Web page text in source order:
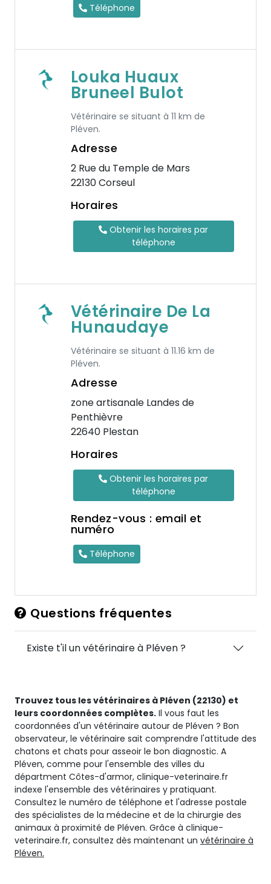
Téléphone
Louka Huaux
Bruneel Bulot
Vétérinaire se situant à 11 km de
Pléven.
Adresse
2 Rue du Temple de Mars
22130 Corseul
Horaires
Obtenir les horaires par
téléphone
Vétérinaire De La
Hunaudaye
Vétérinaire se situant à 11.16 km de
Pléven.
Adresse
zone artisanale Landes de
Penthièvre
22640 Plestan
Horaires
Obtenir les horaires par
téléphone
Rendez-vous : email et
numéro
Téléphone
Questions fréquentes
Existe t'il un vétérinaire à Pléven ?
Trouvez tous les vétérinaires à Pléven (22130) et
leurs coordonnées complètes. Il vous faut les
coordonnées d'un vétérinaire autour de Pléven ? Bon
observateur, le vétérinaire sait comprendre l'attitude des
chatons et chats pour asseoir le bon diagnostic. A
Pléven, comme pour l'ensemble des villes du
départment Côtes-d'armor, clinique-veterinaire.fr
indexe l'ensemble des vétérinaires y pratiquant.
Consultez le numéro de téléphone et l'adresse postale
des spécialistes de la médecine et de la chirurgie des
animaux à proximité de Pléven. Grâce à clinique-
veterinaire.fr, consultez dès maintenant un vétérinaire à
Pléven.